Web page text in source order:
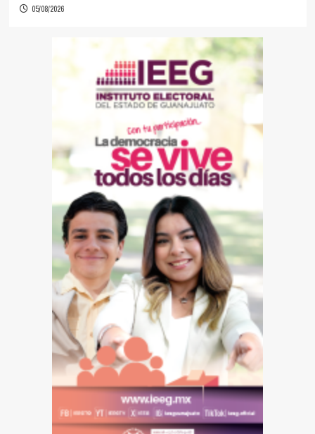
05/08/2026